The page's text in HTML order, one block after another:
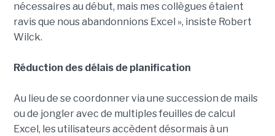
nécessaires au début, mais mes collègues étaient
ravis que nous abandonnions Excel », insiste Robert
Wilck.
Réduction des délais de planification
Au lieu de se coordonner via une succession de mails
ou de jongler avec de multiples feuilles de calcul
Excel, les utilisateurs accèdent désormais à un